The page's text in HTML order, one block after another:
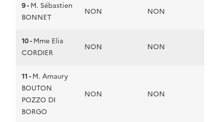
9 -M. Sébastien
BONNET
NON NON
10 -Mme Elia
CORDIER
NON NON
11 -M. Amaury
BOUTON
POZZO DI
BORGO
NON NON